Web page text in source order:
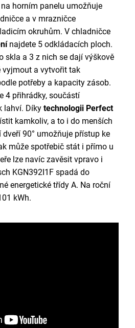
horním panelu umožňuje
a v mrazničce
okruhům. V chladničce
najdete 5 odkládacích ploch.
skla a 3 z nich se dají výškově
vyjmout a vytvořit tak
potřeby a kapacity zásob.
4 přihrádky, součástí
lahví. Díky technologii Perfect
kamkoliv, a to i do menších
dveří 90° umožňuje přístup ke
může spotřebič stát i přímo u
lze navíc zavěsit vpravo i
KGN392I1F spadá do
energetické třídy A. Na roční
kWh.